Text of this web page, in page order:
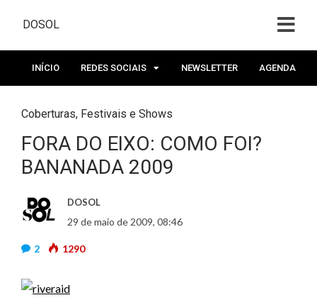
DOSOL
INÍCIO REDES SOCIAIS NEWSLETTER AGENDA
Coberturas, Festivais e Shows
FORA DO EIXO: COMO FOI?
BANANADA 2009
DOSOL
29 de maio de 2009, 08:46
2 1290